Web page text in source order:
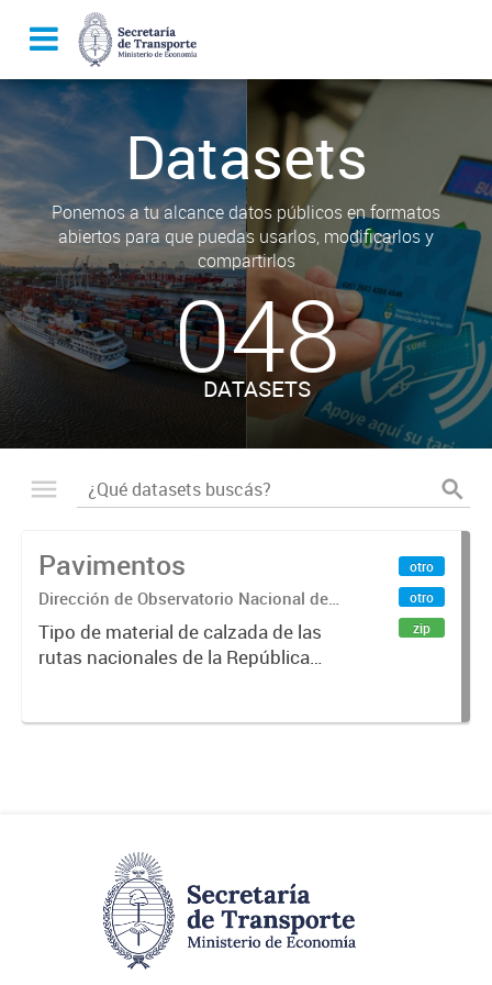
Datasets
Ponemos a tu alcance datos públicos en formatos
abiertos para que puedas usarlos, modificarlos y
compartirlos
048
DATASETS
Pavimentos
Dirección de Observatorio Nacional de
Transporte
Tipo de material de calzada de las
rutas nacionales de la República
2019.
otro
otro
zip